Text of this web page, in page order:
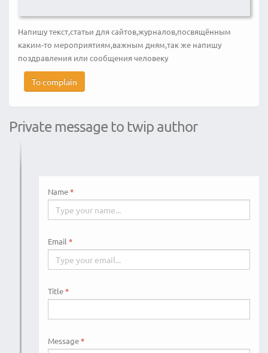
Напишу текст,статьи для сайтов,журналов,посвящённым
каким-то мероприятиям,важным дням,так же напишу
поздравления или сообщения человеку
To complain
Private message to twip author
Name
Email
Title
Message